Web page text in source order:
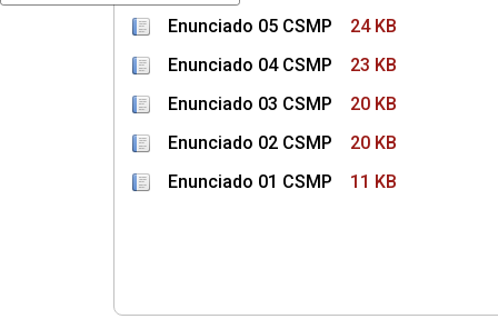
Enunciado 05 CSMP
24 KB
Enunciado 04 CSMP
23 KB
Enunciado 03 CSMP
20 KB
Enunciado 02 CSMP
20 KB
Enunciado 01 CSMP
11 KB